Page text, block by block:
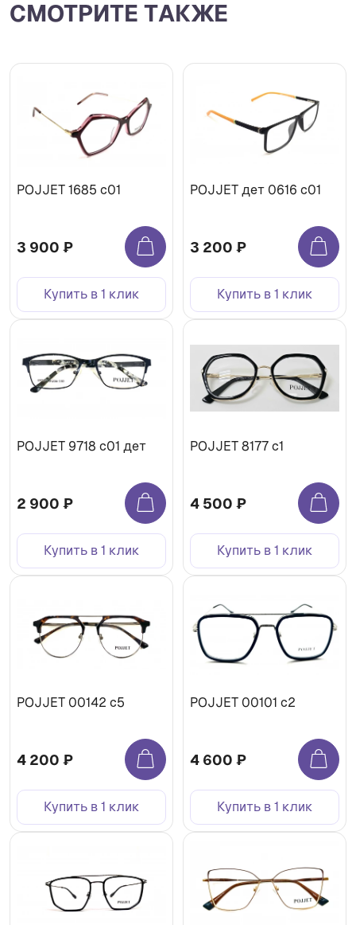
СМОТРИТЕ ТАКЖЕ
POJJET 1685 с01
3 900 ₽
Купить в 1 клик
POJJET дет 0616 с01
3 200 ₽
Купить в 1 клик
POJJET 9718 с01 дет
2 900 ₽
Купить в 1 клик
POJJET 8177 с1
4 500 ₽
Купить в 1 клик
POJJET 00142 с5
4 200 ₽
Купить в 1 клик
POJJET 00101 с2
4 600 ₽
Купить в 1 клик